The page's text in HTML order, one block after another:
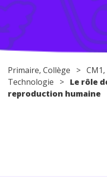
Conseils pour les
Primaire, Collège > CM1,
Technologie > Le rôle
reproduction humaine